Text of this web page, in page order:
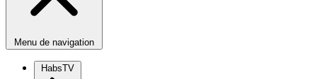
Menu de navigation
HabsTV